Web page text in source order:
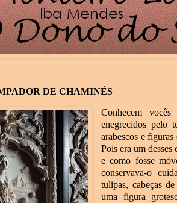
DE CHAMINÉS
Conhecem vocês
enegrecidos pelo
arabescos e
Pois era um desses
e como fosse
conservava-o
tulipas, cabeças
uma figura